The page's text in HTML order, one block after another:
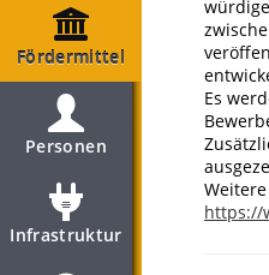
Fördermittel
Personen
Infrastruktur
Es
https://